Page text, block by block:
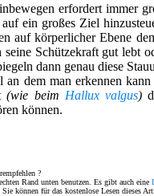
erfordert immer
ein großes Ziel
auf körperlicher Ebene
Schützekraft gut lebt
dann genau diese
an dem man erkennen
(wie beim Hallux valgus)
können.
?
Rand unten benutzen. Es gibt auch eine
können für das kostenlose Lesen dieses